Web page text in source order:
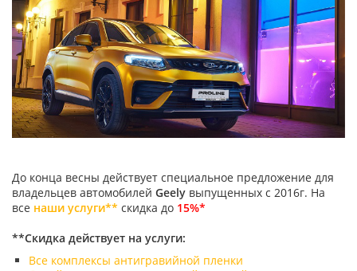
До конца весны действует специальное предложение для
владельцев автомобилей Geely выпущенных с 2016г. На
все наши услуги** скидка до 15%*
**Скидка действует на услуги:
Все комплексы антигравийной пленки